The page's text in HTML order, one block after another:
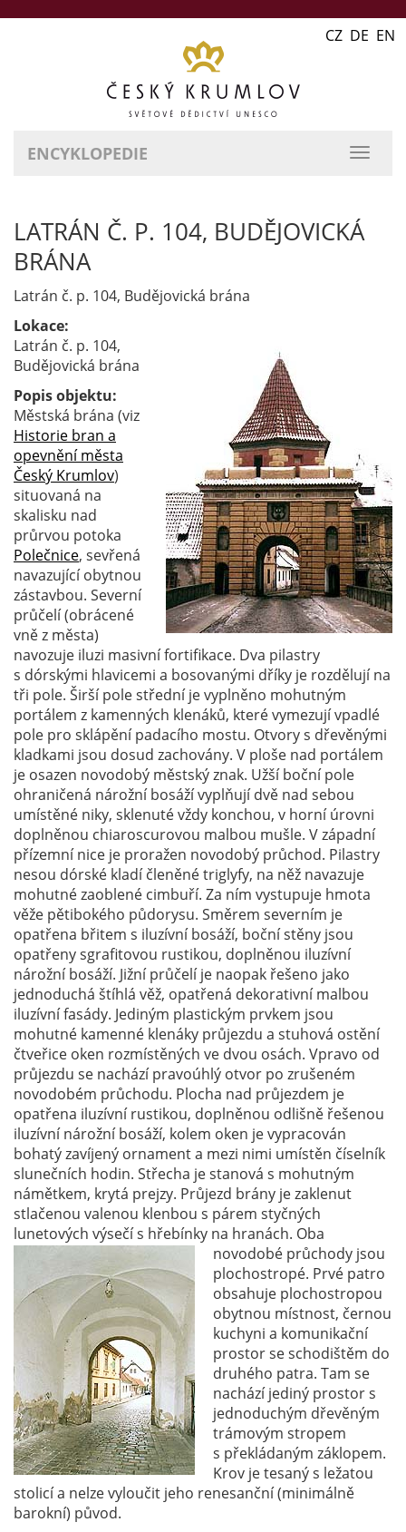
CZ DE EN
ENCYKLOPEDIE
LATRÁN Č. P. 104, BUDĚJOVICKÁ
BRÁNA
Latrán č. p. 104, Budějovická brána
Lokace:
Latrán č. p. 104,
Budějovická brána
Popis objektu:
Městská brána (viz
Historie bran a
opevnění města
Český Krumlov)
situovaná na
skalisku nad
průrvou potoka
Polečnice, sevřená
navazující obytnou
zástavbou. Severní
průčelí (obrácené
vně z města)
navozuje iluzi masivní fortifikace. Dva pilastry
s dórskými hlavicemi a bosovanými dříky je rozdělují na
tři pole. Širší pole střední je vyplněno mohutným
portálem z kamenných klenáků, které vymezují vpadlé
pole pro sklápění padacího mostu. Otvory s dřevěnými
kladkami jsou dosud zachovány. V ploše nad portálem
je osazen novodobý městský znak. Užší boční pole
ohraničená nárožní bosáží vyplňují dvě nad sebou
umístěné niky, sklenuté vždy konchou, v horní úrovni
doplněnou chiaroscurovou malbou mušle. V západní
přízemní nice je proražen novodobý průchod. Pilastry
nesou dórské kladí členěné triglyfy, na něž navazuje
mohutné zaoblené cimbuří. Za ním vystupuje hmota
věže pětibokého půdorysu. Směrem severním je
opatřena břitem s iluzívní bosáží, boční stěny jsou
opatřeny sgrafitovou rustikou, doplněnou iluzívní
nárožní bosáží. Jižní průčelí je naopak řešeno jako
jednoduchá štíhlá věž, opatřená dekorativní malbou
iluzívní fasády. Jediným plastickým prvkem jsou
mohutné kamenné klenáky průjezdu a stuhová ostění
čtveřice oken rozmístěných ve dvou osách. Vpravo od
průjezdu se nachází pravoúhlý otvor po zrušeném
novodobém průchodu. Plocha nad průjezdem je
opatřena iluzívní rustikou, doplněnou odlišně řešenou
iluzívní nárožní bosáží, kolem oken je vypracován
bohatý zavíjený ornament a mezi nimi umístěn číselník
slunečních hodin. Střecha je stanová s mohutným
námětkem, krytá prejzy. Průjezd brány je zaklenut
stlačenou valenou klenbou s párem styčných
lunetových výsečí s hřebínky na hranách. Oba
novodobé průchody jsou
plochostropé. Prvé patro
obsahuje plochostropou
obytnou místnost, černou
kuchyni a komunikační
prostor se schodištěm do
druhého patra. Tam se
nachází jediný prostor s
jednoduchým dřevěným
trámovým stropem
s překládaným záklopem.
Krov je tesaný s ležatou
stolicí a nelze vyloučit jeho renesanční (minimálně
barokní) původ.